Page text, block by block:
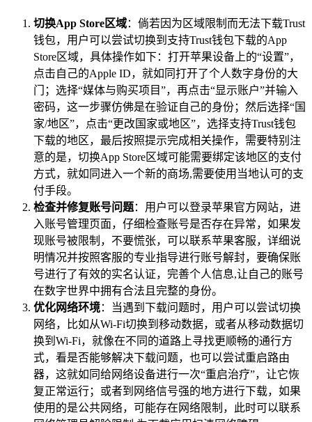
切换App Store区域：倘若因为区域限制而无法下载Trust
钱包，用户可以尝试切换到支持Trust钱包下载的App
Store区域，具体操作如下：打开苹果设备上的“设置”，
点击自己的Apple ID，就如同打开了个人数字身份的大
门；选择“媒体与购买项目”，再点击“显示账户”并输入
密码，这一步骤仿佛是在验证自己的身份；然后选择“国
家/地区”，点击“更改国家或地区”，选择支持Trust钱包
下载的地区，最后按照提示完成相关操作，需要特别注
意的是，切换App Store区域可能需要绑定该地区的支付
方式，就如同进入一个新的商场,需要使用当地认可的支
付手段。
检查并修复账号问题：用户可以登录苹果官方网站，进
入账号管理页面，仔细检查账号是否存在异常，如果发
现账号被限制，不要慌张，可以联系苹果客服，详细说
明情况并按照客服的专业指导进行账号解封，要确保账
号进行了有效的实名认证，完善个人信息,让自己的账号
在数字世界中拥有合法且完整的身份。
优化网络环境：当遇到下载问题时，用户可以尝试切换
网络，比如从Wi-Fi切换到移动数据，或者从移动数据切
换到Wi-Fi，就像在不同的道路上寻找更顺畅的通行方
式，看是否能够解决下载问题，也可以尝试重启路由
器，这就如同给网络设备进行一次“重启治疗”，让它恢
复正常运行；或者到网络信号强的地方进行下载，如果
使用的是公共网络，可能存在网络限制，此时可以联系